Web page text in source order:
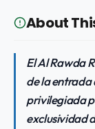
About
El Al Rawda
de la
privilegiada
exclusividad